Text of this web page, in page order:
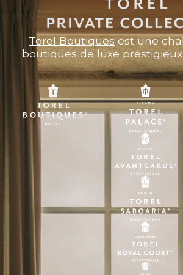
Torel Boutiques est une
boutiques de luxe